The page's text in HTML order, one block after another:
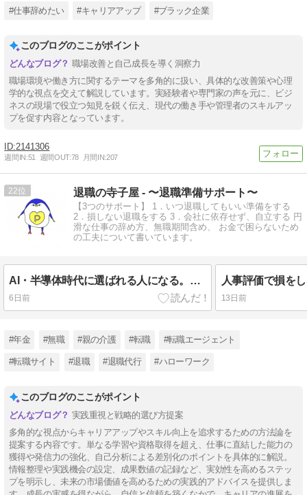
#仕事辞めたい #キャリアアップ #ブラック企業
このブログのここがポイント
職場改善と自己成長を導く洞察力
職場環境や働き方に関するテーマを多角的に扱い、具体的な改善策や心理
学的な視点を交えて解説しています。実経験者や専門家の声を元に、ビジ
ネスの現場で役立つ知見を鋭く伝え、現代の働き手や管理者のスキルアッ
プを促す内容となっています。
2141306
週間IN:51 週間OUT:78 月間IN:207
22 退職の寺子屋 - 〜退職準備サポート〜
【3つのサポート】 1．いつ退職してもいい準備をする
2．損しない退職をする 3．会社に依存せず、自立する 円
滑な仕事の辞め方、無職期間含め、 お金で困らないため
の工夫について書いています。
AI・半導体時代に選ばれる人になる。今こそ身につけたいWebマーケティングという武器
6日前 13日前
#年金 #無職 #親の介護 #転職 #転職エージェント
#転職サイト #退職 #退職代行 #ハローワーク
このブログのここがポイント
実践重視と戦略的選び方提案
多角的な視点からキャリアアップやスキル向上を追求するための方法論を
提案する内容です。単なる学習や資格取得を超え、仕事に直結した能力の
獲得や発信力の強化、自己分析による差別化のポイントを具体的に解説。
情報整理や実践機会の設定、成果数値の記録など、実効性を高めるステッ
プを明示し、未来の市場価値を高めるための実践的アドバイスを提供しま